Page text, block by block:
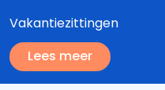
Vakantiezittingen
Lees meer